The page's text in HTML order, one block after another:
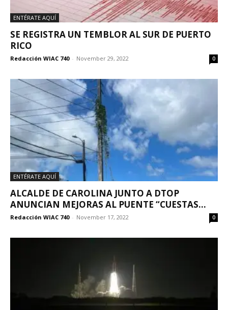
ENTÉRATE AQUÍ
SE REGISTRA UN TEMBLOR AL SUR DE PUERTO
RICO
Redacción WIAC 740 - November 29, 2022 0
ENTÉRATE AQUÍ
ALCALDE DE CAROLINA JUNTO A DTOP
ANUNCIAN MEJORAS AL PUENTE “CUESTAS...
Redacción WIAC 740 - November 17, 2022 0